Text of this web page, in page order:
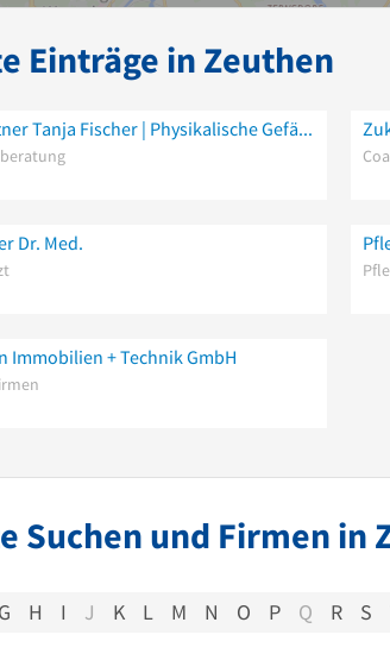
Einträge in Zeuthen
BEMER Partner Tanja Fischer | Physikalische Gefäßtherapie BEMER – Beratung – Vermietung – Verkauf
Dr. Med.
Immobilien + Technik GmbH
Suchen und Firmen in
G H I J K L M N O P Q R S